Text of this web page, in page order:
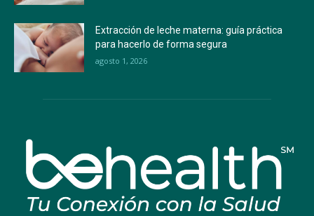
Extracción de leche materna: guía práctica
para hacerlo de forma segura
agosto 1, 2026